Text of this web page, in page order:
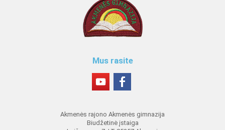
Mus rasite
Akmenės rajono Akmenės gimnazija
Biudžetinė įstaiga